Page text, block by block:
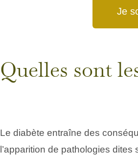
Je
Quelles sont
Le diabète entraîne des
l’apparition de pathologies